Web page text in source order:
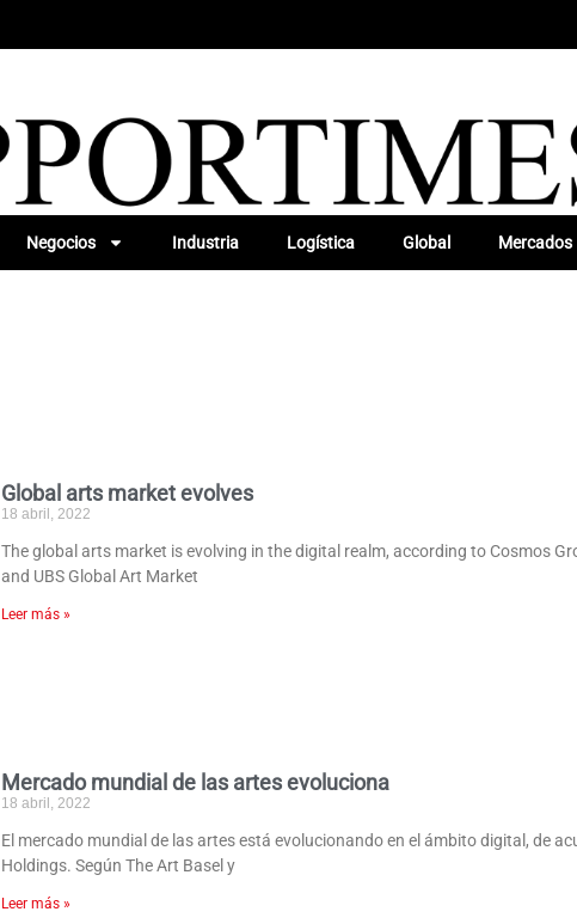
Negocios Industria Logística Global Mercados
Global arts market evolves
18 abril, 2022
The global arts market is evolving in the digital realm, according to Cosmos
and UBS Global Art Market
Leer más »
Mercado mundial de las artes evoluciona
18 abril, 2022
El mercado mundial de las artes está evolucionando en el ámbito digital, de
Holdings. Según The Art Basel y
Leer más »